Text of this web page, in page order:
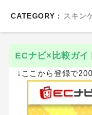
CATEGORY : スキン
ECナビ×比較ガイ
↓ここから登録で200